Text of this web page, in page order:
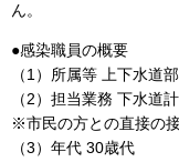
ん。
●感染職員の概要
（1）所属等 上下水道
（2）担当業務 下水道
※市民の方との直接の
（3）年代 30歳代